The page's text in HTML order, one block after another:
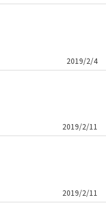
2019/2/4
2019/2/11
2019/2/11